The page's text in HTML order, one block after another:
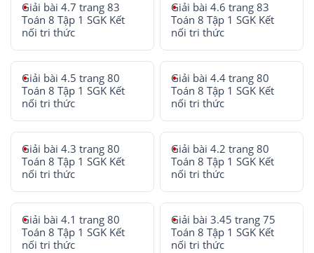
Giải bài 4.7 trang 83
Toán 8 Tập 1 SGK Kết
nối tri thức
Giải bài 4.6 trang 83
Toán 8 Tập 1 SGK Kết
nối tri thức
Giải bài 4.5 trang 80
Toán 8 Tập 1 SGK Kết
nối tri thức
Giải bài 4.4 trang 80
Toán 8 Tập 1 SGK Kết
nối tri thức
Giải bài 4.3 trang 80
Toán 8 Tập 1 SGK Kết
nối tri thức
Giải bài 4.2 trang 80
Toán 8 Tập 1 SGK Kết
nối tri thức
Giải bài 4.1 trang 80
Toán 8 Tập 1 SGK Kết
nối tri thức
Giải bài 3.45 trang 75
Toán 8 Tập 1 SGK Kết
nối tri thức